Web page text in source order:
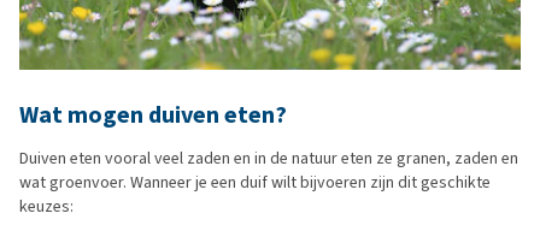
Wat mogen duiven eten?
Duiven eten vooral veel zaden en in de natuur eten ze granen, zaden en
wat groenvoer. Wanneer je een duif wilt bijvoeren zijn dit geschikte
keuzes: